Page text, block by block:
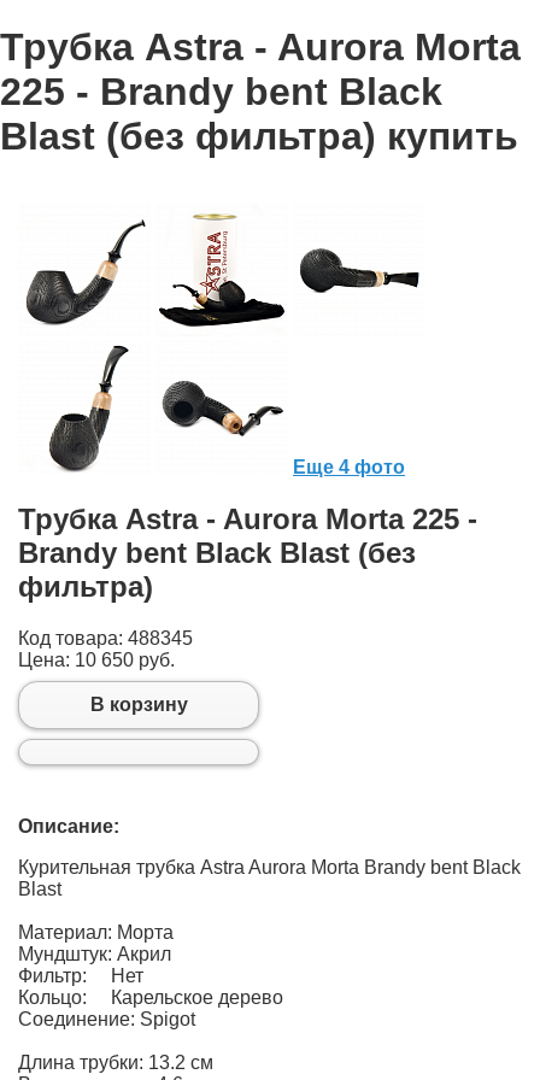
Трубка Astra - Aurora Morta
225 - Brandy bent Black
Blast (без фильтра) купить
Еще 4 фото
Трубка Astra - Aurora Morta 225 -
Brandy bent Black Blast (без
фильтра)
Код товара: 488345
Цена: 10 650 руб.
В корзину
Описание:
Курительная трубка Astra Aurora Morta Brandy bent Black
Blast
Материал: Морта
Мундштук: Акрил
Фильтр: Нет
Кольцо: Карельское дерево
Соединение: Spigot
Длина трубки: 13.2 см